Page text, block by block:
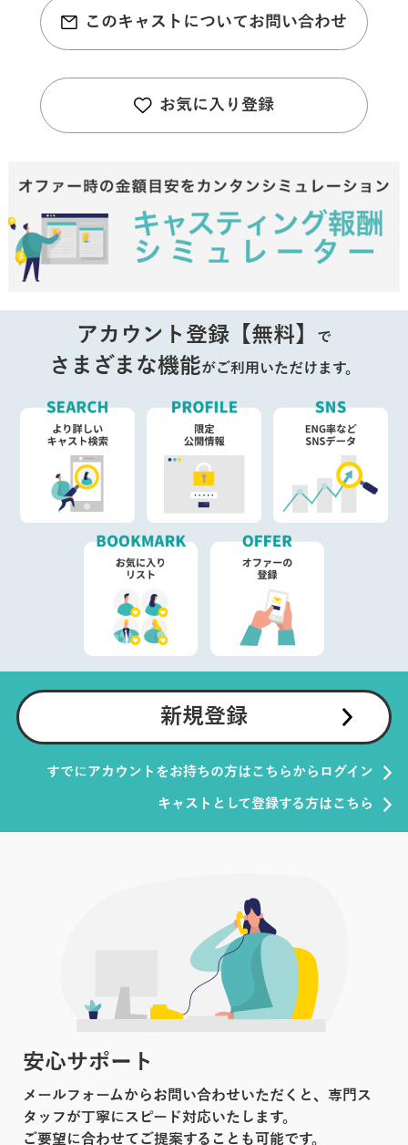
このキャストについてお問い合わせ
お気に入り登録
アカウント登録【無料】 で
さまざまな機能がご利用いただけます。
新規登録
すでにアカウントをお持ちの方はこちらからログイン
キャストとして登録する方はこちら
安心サポート
メールフォームからお問い合わせいただくと、専門ス
タッフが丁寧にスピード対応いたします。
ご要望に合わせてご提案することも可能です。